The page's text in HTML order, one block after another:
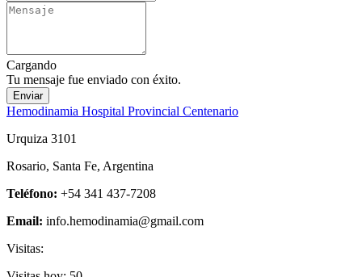
Cargando
Tu mensaje fue enviado con éxito.
Enviar
Hemodinamia Hospital Provincial Centenario
Urquiza 3101
Rosario, Santa Fe, Argentina
Teléfono: +54 341 437-7208
Email: info.hemodinamia@gmail.com
Visitas: